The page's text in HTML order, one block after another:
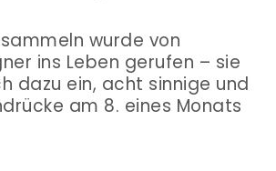
wurde von
ins Leben gerufen – sie
dazu ein, acht sinnige und
am 8. eines Monats